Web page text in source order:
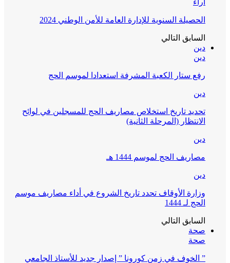
آراء
الحصيلة السنوية للإدارة العامة للأمن الوطني 2024
السابق التالي
دين
دين
رفع ستار الكعبة المشرفة استعدادا لموسم الحج
دين
تحديد تاريخ استخلاص مصاريف الحج للمسجلين في لوائح
الانتظار (المرحلة الثانية)
دين
مصاريف الحج لموسم 1444 هـ
دين
وزارة الأوقاف تحدد تاريخ الشروع في أداء مصاريف موسم
الحج لـ 1444
السابق التالي
صحة
صحة
” الخوف في زمن كورونا ” إصدار جديد للأستاذ الجامعي